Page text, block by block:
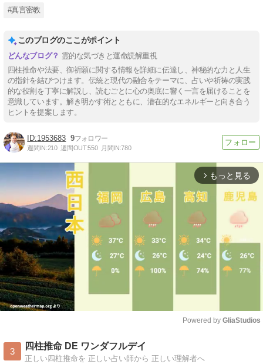
#真言密教
このブログのここがポイント
霊的な気づきと運命読解重視
四柱推命や法要、御祈願に関する情報を詳細に伝達し、神秘的な力と人生
の指針を結びつけます。伝統と現代の融合をテーマに、占いや祈祷の実践
的な役割を丁寧に解説し、読むごとに心の奥底に響く一言を届けることを
意識しています。解き明かす術とともに、潜在的なエネルギーと向き合う
ヒントを提案します。
1953683 9
週間IN:210 週間OUT:550 月間IN:780
arrow_forward_ios もっと見る
Powered by GliaStudios
3
四柱推命 DE ワンダフルデイ
正しい四柱推命を 正しい占い師から 正しい理解者へ